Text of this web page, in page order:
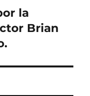
la
Brian